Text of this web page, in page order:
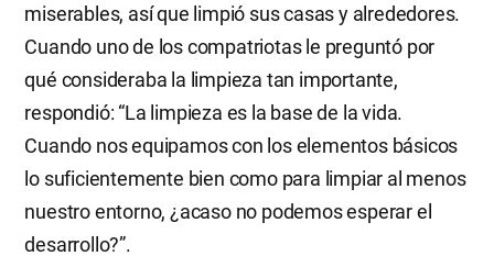
miserables, así que limpió sus casas y alrededores.
Cuando uno de los compatriotas le preguntó por
qué consideraba la limpieza tan importante,
respondió: “La limpieza es la base de la vida.
Cuando nos equipamos con los elementos básicos
lo suficientemente bien como para limpiar al menos
nuestro entorno, ¿acaso no podemos esperar el
desarrollo?”.